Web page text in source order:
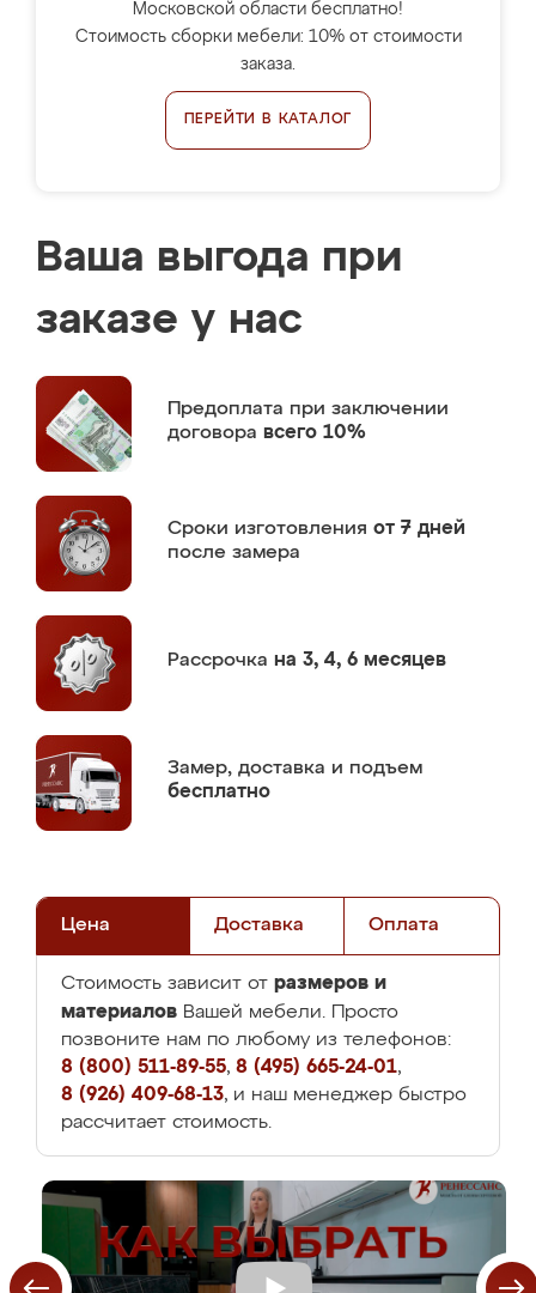
Московской области бесплатно!
Стоимость сборки мебели: 10% от стоимости
заказа.
ПЕРЕЙТИ В КАТАЛОГ
Ваша выгода при
заказе у нас
Предоплата при заключении
договора всего 10%
Сроки изготовления от 7 дней
после замера
Рассрочка на 3, 4, 6 месяцев
Замер, доставка и подъем
бесплатно
Цена Доставка Оплата
Стоимость зависит от размеров и
материалов Вашей мебели. Просто
позвоните нам по любому из телефонов:
8 (800) 511-89-55, 8 (495) 665-24-01,
8 (926) 409-68-13, и наш менеджер быстро
рассчитает стоимость.